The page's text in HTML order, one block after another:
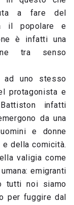
a fare del
il popolare e
è infatti una
tra senso
uno stesso
protagonista e
infatti
da una
e donne
della comicità.
valigia come
emigranti
tutti noi siamo
per fuggire dal